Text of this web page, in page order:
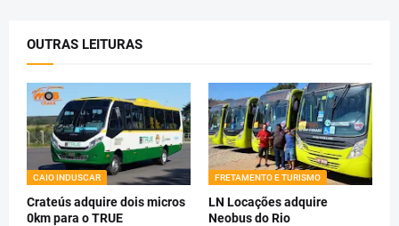
OUTRAS LEITURAS
CAIO INDUSCAR
Crateús adquire dois micros
0km para o TRUE
FRETAMENTO E TURISMO
LN Locações adquire
Neobus do Rio